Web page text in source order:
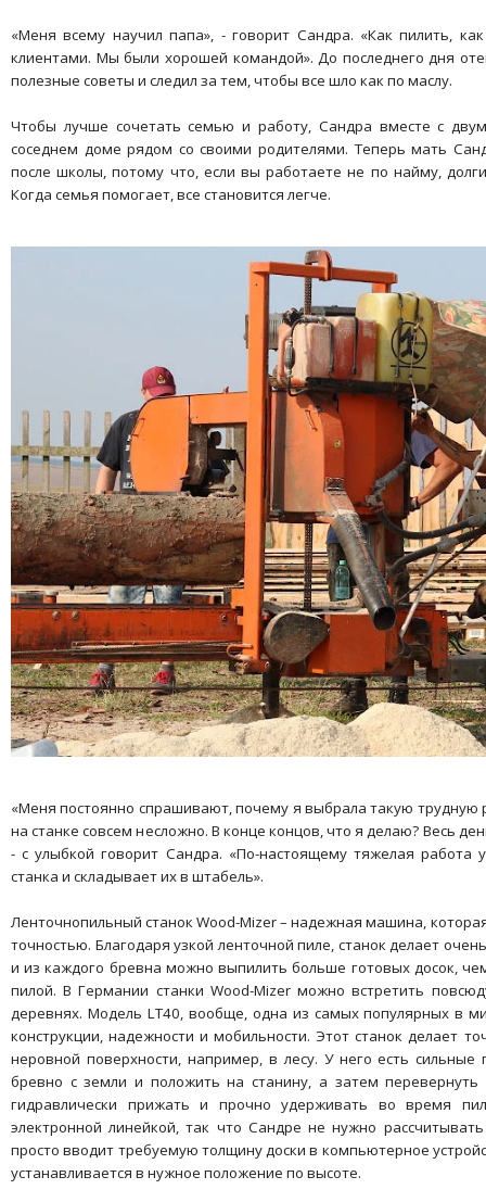
«Меня всему научил папа», - говорит Сандра. «Как пилить,
клиентами. Мы были хорошей командой». До последнего дня
полезные советы и следил за тем, чтобы все шло как по маслу.
Чтобы лучше сочетать семью и работу, Сандра вместе с
соседнем доме рядом со своими родителями. Теперь мать
после школы, потому что, если вы работаете не по найму,
Когда семья помогает, все становится легче.
«Меня постоянно спрашивают, почему я выбрала такую трудную
на станке совсем несложно. В конце концов, что я делаю? Весь
- с улыбкой говорит Сандра. «По-настоящему тяжелая работа
станка и складывает их в штабель».
Ленточнопильный станок Wood-Mizer – надежная машина,
точностью. Благодаря узкой ленточной пиле, станок делает
и из каждого бревна можно выпилить больше готовых досок,
пилой. В Германии станки Wood-Mizer можно встретить
деревнях. Модель LT40, вообще, одна из самых популярных в
конструкции, надежности и мобильности. Этот станок делает
неровной поверхности, например, в лесу. У него есть
бревно с земли и положить на станину, а затем
гидравлически прижать и прочно удерживать во время
электронной линейкой, так что Сандре не нужно
просто вводит требуемую толщину доски в компьютерное
устанавливается в нужное положение по высоте.